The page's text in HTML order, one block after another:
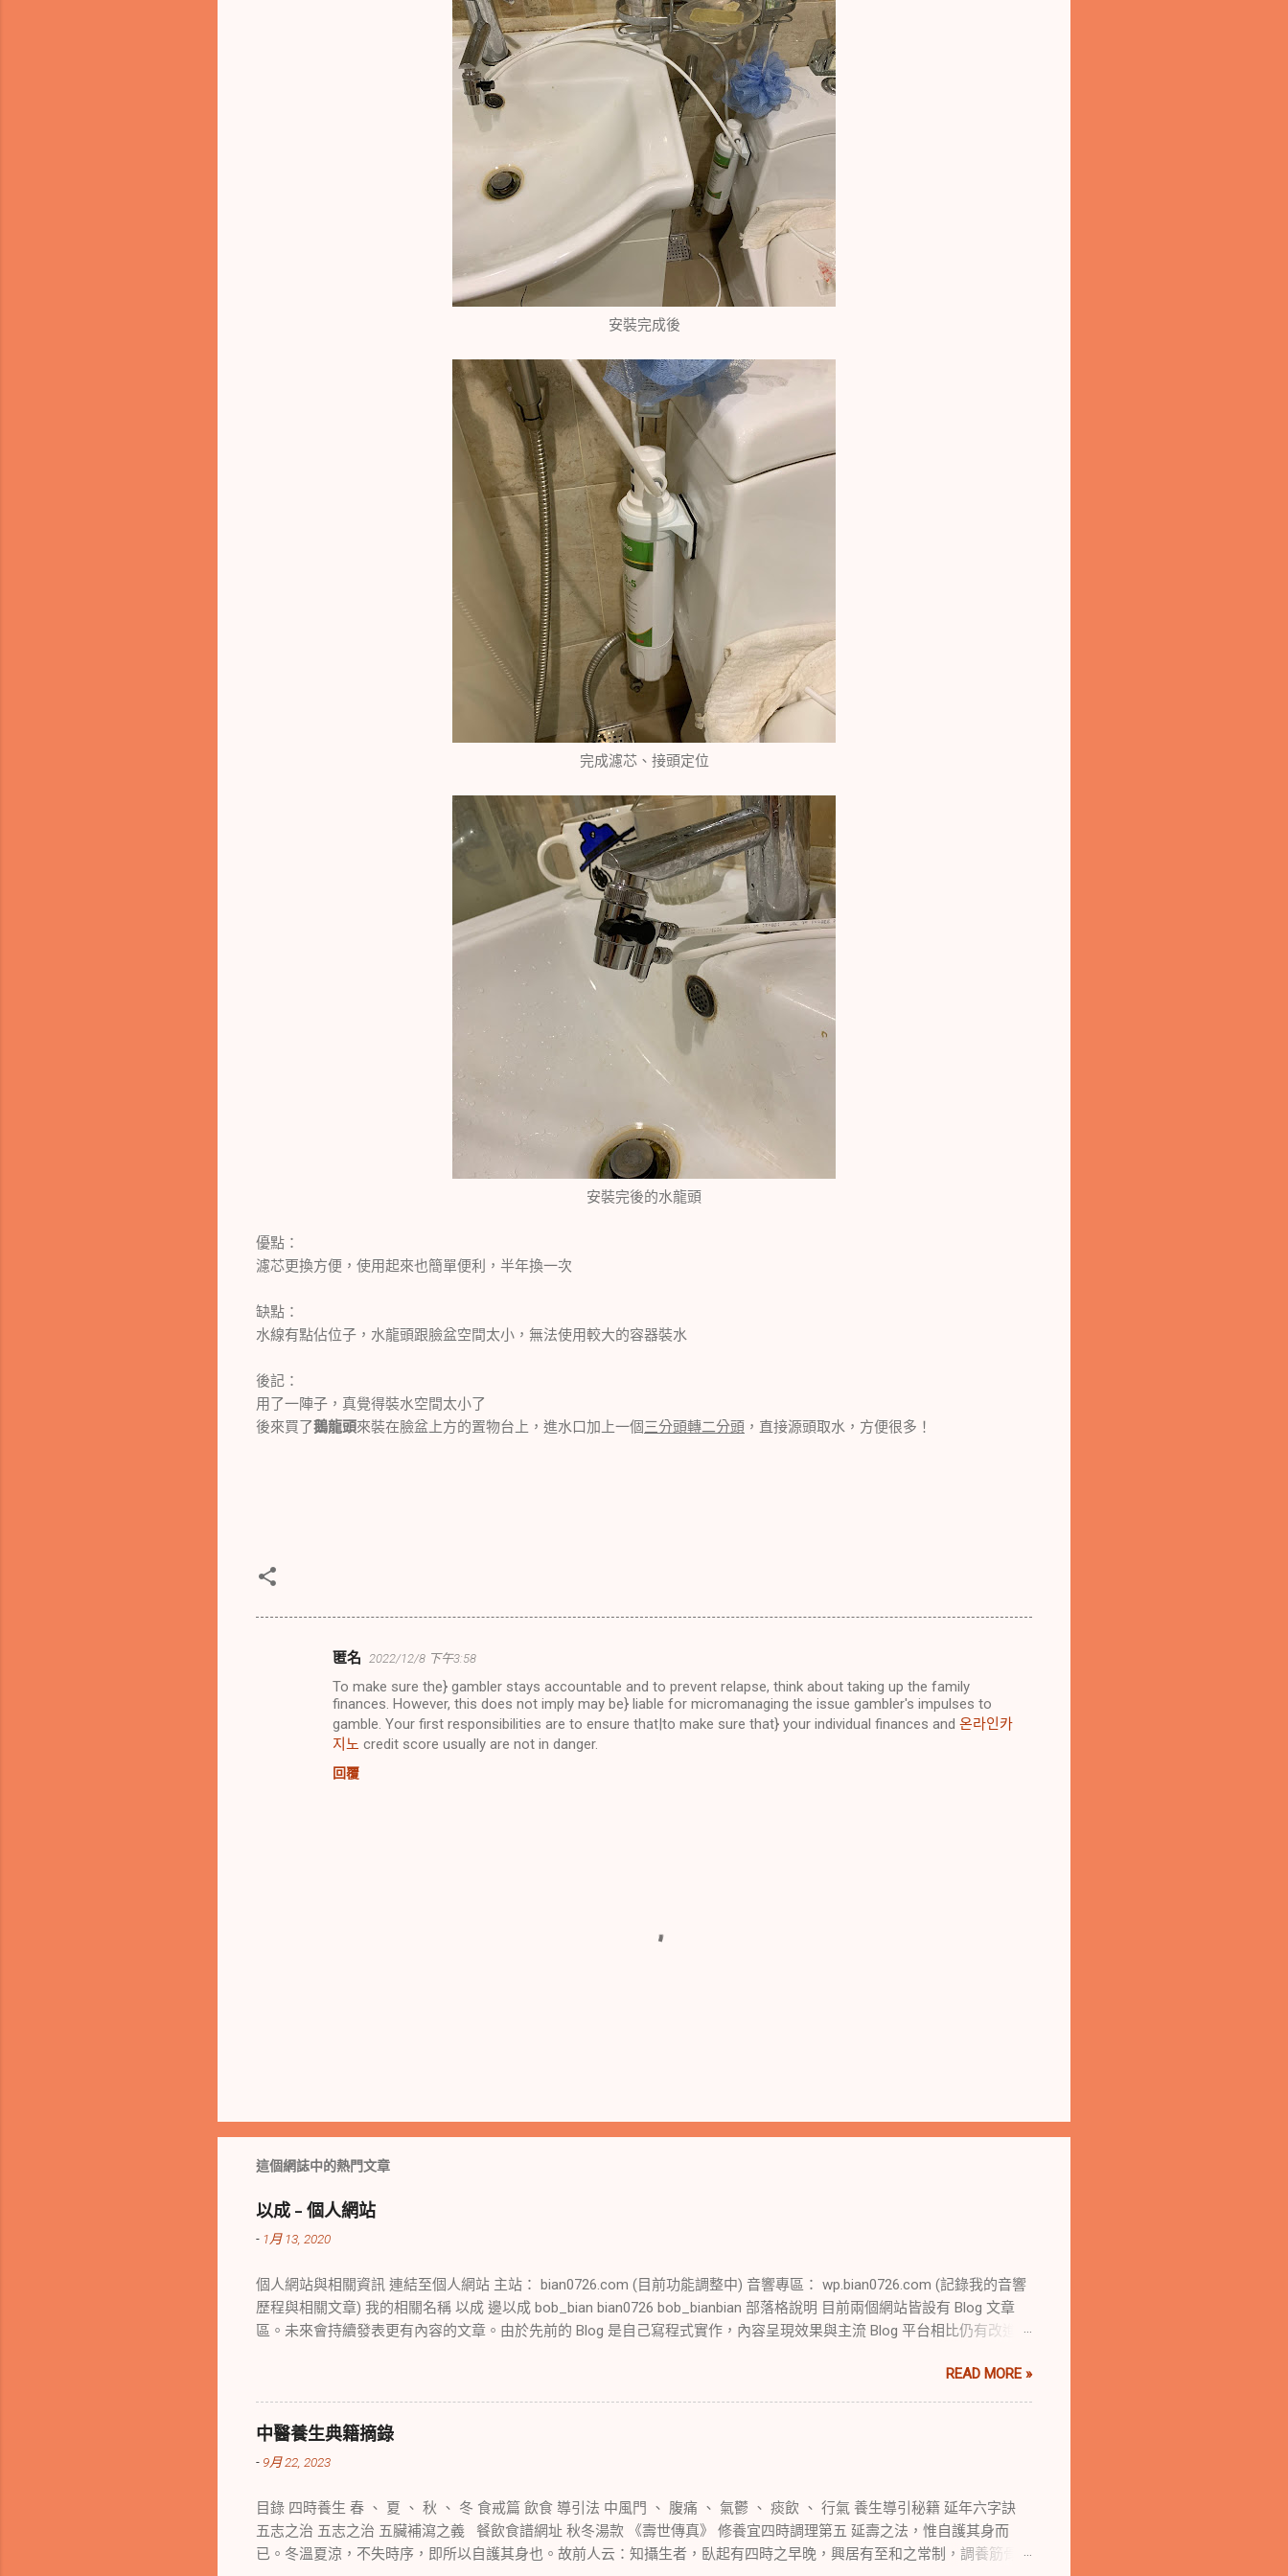
安裝完成後
完成濾芯、接頭定位
安裝完後的水龍頭
優點：
濾芯更換方便，使用起來也簡單便利，半年換一次
缺點：
水線有點佔位子，水龍頭跟臉盆空間太小，無法使用較大的容器裝水
後記：
用了一陣子，真覺得裝水空間太小了
後來買了鵝龍頭來裝在臉盆上方的置物台上，進水口加上一個 三分頭轉二分頭 ，直接源頭取水，方便很多！
匿名 2022/12/8 下午3:58
To make sure the} gambler stays accountable and to prevent relapse, think about taking up the family
finances. However, this does not imply may be} liable for micromanaging the issue gambler's impulses to
gamble. Your first responsibilities are to ensure that|to make sure that} your individual finances and 온라인카
지노 credit score usually are not in danger.
回覆
貼
言
這個網誌中的熱門文章
以成 - 個人網站
- 1月 13, 2020
個人網站與相關資訊 連結至個人網站 主站： bian0726.com (目前功能調整中) 音響專區： wp.bian0726.com (記錄我的音響
歷程與相關文章) 我的相關名稱 以成 邊以成 bob_bian bian0726 bob_bianbian 部落格說明 目前兩個網站皆設有 Blog 文章
區。未來會持續發表更有內容的文章。由於先前的 Blog 是自己寫程式實作，內容呈現效果與主流 Blog 平台相比仍有改進空
WordPress 網站，藉此測試各項功能並順便記錄音響歷程。等到時機成熟後，將會對這兩個平台做更完善的規劃與調整。
網站記事 2017 年： 購買 Mac mini 2014 Late 作為伺服器使用 2024/10/25： 舊 Mac mini 關機後無法再次啟動，隨即訂購
Mac mini M4 2024/11/18： 正式啟用 Mac mini M4 作為新伺服器
READ MORE »
中醫養生典籍摘錄
- 9月 22, 2023
目錄 四時養生 春 、 夏 、 秋 、 冬 食戒篇 飲食 導引法 中風門 、 腹痛 、 氣鬱 、 痰飲 、 行氣 養生導引秘籍 延年六字訣
五志之治 五志之治 五臟補瀉之義 餐飲食譜網址 秋冬湯款 《壽世傳真》 修養宜四時調理第五 延壽之法，惟自護其身而
已。冬溫夏涼，不失時序，即所以自護其身也。故前人云：知攝生者，臥起有四時之早晚，興居有至和之常制，調養筋骨有